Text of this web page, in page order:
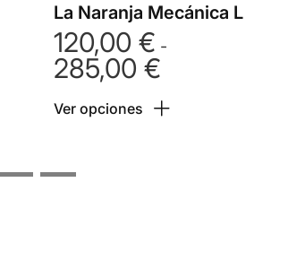
La Naranja Mecánica L
120,00 € -
285,00 €
precios:
Ver opciones